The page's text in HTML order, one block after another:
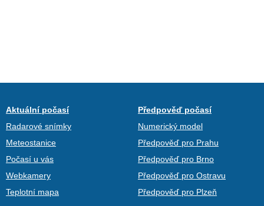
Aktuální počasí
Radarové snímky
Meteostanice
Počasí u vás
Webkamery
Teplotní mapa
Předpověď počasí
Numerický model
Předpověď pro Prahu
Předpověď pro Brno
Předpověď pro Ostravu
Předpověď pro Plzeň